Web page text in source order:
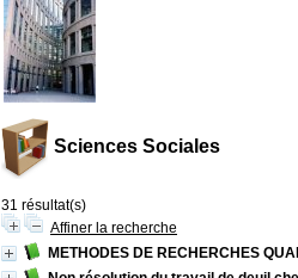
Sciences Sociales
31 résultat(s)
Affiner la recherche
METHODES DE RECHERCHES